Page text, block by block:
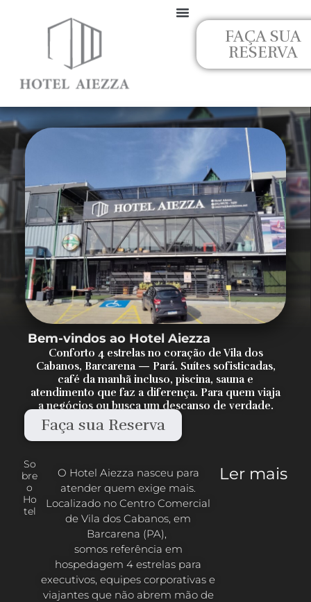
FAÇA SUA
RESERVA
Bem-vindos ao Hotel Aiezza
Conforto 4 estrelas no coração de Vila dos
Cabanos, Barcarena — Pará. Suítes sofisticadas,
café da manhã incluso, piscina, sauna e
atendimento que faz a diferença. Para quem viaja
a negócios ou busca um descanso de verdade.
Faça sua Reserva
So
bre
o
Ho
tel
O Hotel Aiezza nasceu para
atender quem exige mais.
Localizado no Centro Comercial
de Vila dos Cabanos, em
Barcarena (PA),
somos referência em
hospedagem 4 estrelas para
executivos, equipes corporativas e
viajantes que não abrem mão de
Ler mais